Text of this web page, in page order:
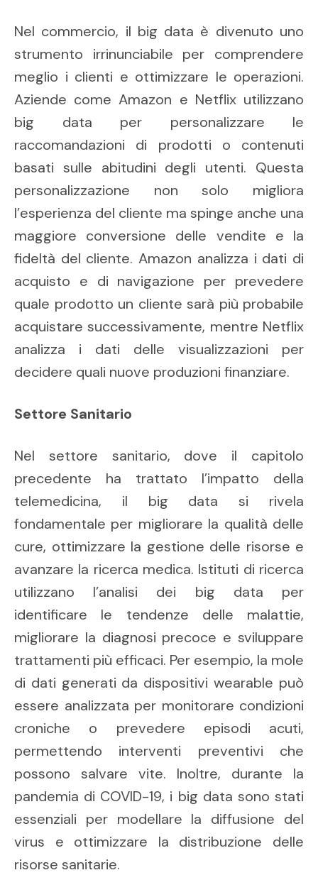
Nel commercio, il big data è divenuto uno
strumento irrinunciabile per comprendere
meglio i clienti e ottimizzare le operazioni.
Aziende come Amazon e Netflix utilizzano
big data per personalizzare le
raccomandazioni di prodotti o contenuti
basati sulle abitudini degli utenti. Questa
personalizzazione non solo migliora
l’esperienza del cliente ma spinge anche una
maggiore conversione delle vendite e la
fideltà del cliente. Amazon analizza i dati di
acquisto e di navigazione per prevedere
quale prodotto un cliente sarà più probabile
acquistare successivamente, mentre Netflix
analizza i dati delle visualizzazioni per
decidere quali nuove produzioni finanziare.
Settore Sanitario
Nel settore sanitario, dove il capitolo
precedente ha trattato l’impatto della
telemedicina, il big data si rivela
fondamentale per migliorare la qualità delle
cure, ottimizzare la gestione delle risorse e
avanzare la ricerca medica. Istituti di ricerca
utilizzano l’analisi dei big data per
identificare le tendenze delle malattie,
migliorare la diagnosi precoce e sviluppare
trattamenti più efficaci. Per esempio, la mole
di dati generati da dispositivi wearable può
essere analizzata per monitorare condizioni
croniche o prevedere episodi acuti,
permettendo interventi preventivi che
possono salvare vite. Inoltre, durante la
pandemia di COVID-19, i big data sono stati
essenziali per modellare la diffusione del
virus e ottimizzare la distribuzione delle
risorse sanitarie.